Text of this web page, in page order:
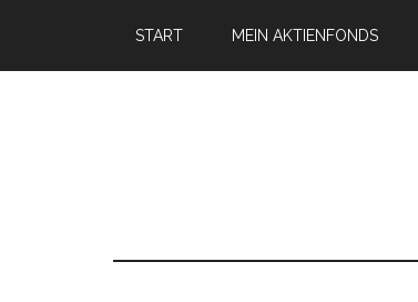
START MEIN AKTIENFONDS